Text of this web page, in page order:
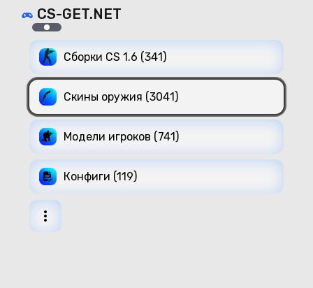
CS-GET.NET
Сборки CS 1.6 (341)
Скины оружия (3041)
Модели игроков (741)
Конфиги (119)